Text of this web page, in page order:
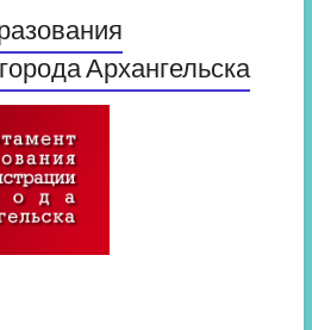
Архангельска